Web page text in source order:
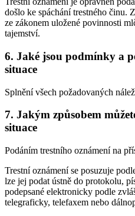
došlo ke spáchání trestného
ze zákonem uložené povinnosti
tajemství.
6. Jaké jsou podmínky a
situace
Splnění všech požadovaných
7. Jakým způsobem
situace
Podáním trestního oznámení na
Trestní oznámení se posuzuje
lze jej podat ústně do protokolu,
podepsané elektronicky podle
telegraficky, telefaxem nebo